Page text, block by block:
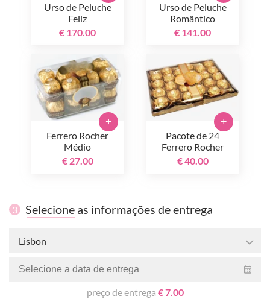
Urso de Peluche
Feliz
€ 170.00
Urso de Peluche
Romântico
€ 141.00
Ferrero Rocher
Médio
€ 27.00
+
Pacote de 24
Ferrero Rocher
€ 40.00
+
3 Selecione as informações de entrega
Lisbon
preço de entrega € 7.00